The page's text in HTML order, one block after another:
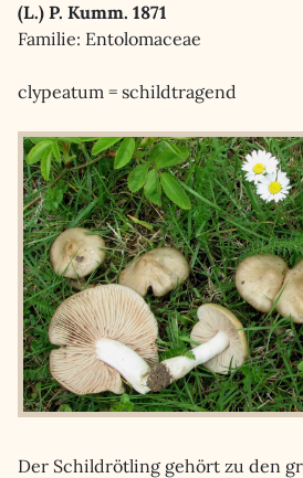
(L.) P. Kumm. 1871
Familie: Entolomaceae
clypeatum = schildtragend
Der Schildrötling gehört zu den